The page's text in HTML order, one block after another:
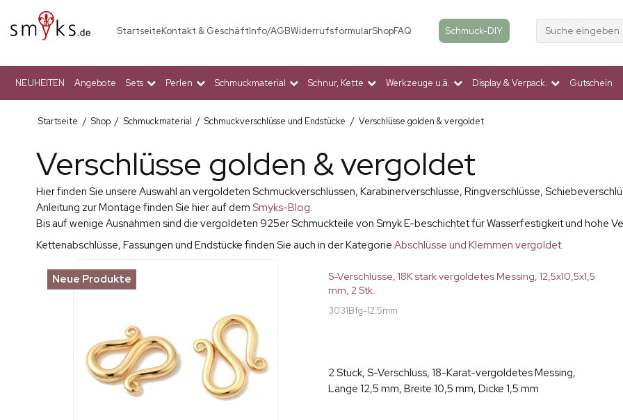
StartseiteKontakt & GeschäftInfo/AGBWiderrufsformularShopFAQ Schmuck-DIY Suche eingeben
NEUHEITEN Angebote Sets Perlen Schmuckmaterial Schnur, Kette Werkzeuge u.ä. Display & Verpack. Gutschein
Startseite / Shop / Schmuckmaterial / Schmuckverschlüsse und Endstücke / Verschlüsse golden & vergoldet
Verschlüsse golden & vergoldet
Hier finden Sie unsere Auswahl an vergoldeten Schmuckverschlüssen, Karabinerverschlüsse, Ringverschlüsse,
Anleitung zur Montage finden Sie hier auf dem Smyks-Blog.
Bis auf wenige Ausnahmen sind die vergoldeten 925er Schmuckteile von Smyk E-beschichtet für Wasserfestigkeit und hohe
Kettenabschlüsse, Fassungen und Endstücke finden Sie auch in der Kategorie Abschlüsse und Klemmen vergoldet.
Neue Produkte
S-Verschlüsse, 18K stark vergoldetes Messing, 12,5x10,5x1,5
mm, 2 Stk.
3031Bfg-12.5mm
2 Stück, S-Verschluss, 18-Karat-vergoldetes Messing,
Länge 12,5 mm, Breite 10,5 mm, Dicke 1,5 mm